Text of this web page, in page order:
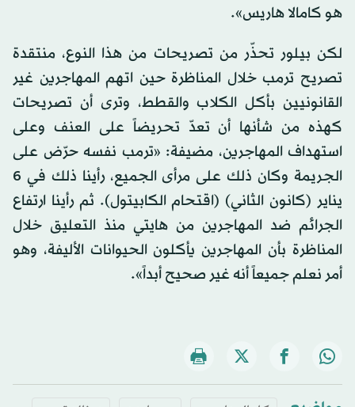
هو كامالا هاريس».
لكن بيلور تحذّر من تصريحات من هذا النوع، منتقدة
تصريح ترمب خلال المناظرة حين اتهم المهاجرين غير
القانونيين بأكل الكلاب والقطط، وترى أن تصريحات
كهذه من شأنها أن تعدّ تحريضاً على العنف وعلى
استهداف المهاجرين، مضيفة: «ترمب نفسه حرّض على
الجريمة وكان ذلك على مرأى الجميع، رأينا ذلك في 6
يناير (كانون الثاني) (اقتحام الكابيتول). ثم رأينا ارتفاع
الجرائم ضد المهاجرين من هايتي منذ التعليق خلال
المناظرة بأن المهاجرين يأكلون الحيوانات الأليفة، وهو
أمر نعلم جميعاً أنه غير صحيح أبداً».